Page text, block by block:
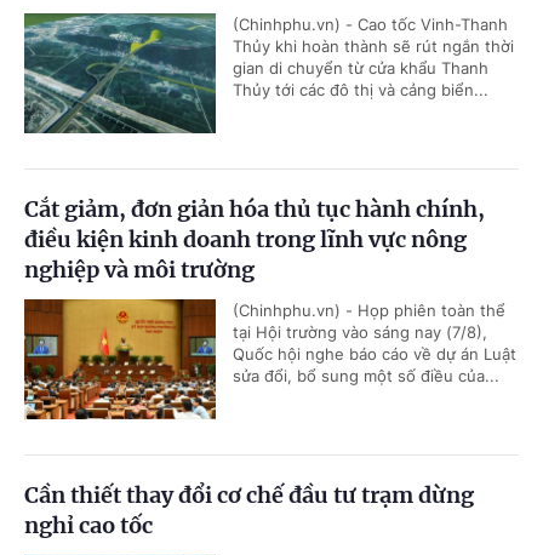
(Chinhphu.vn) - Cao tốc Vinh-Thanh
Thủy khi hoàn thành sẽ rút ngắn thời
gian di chuyển từ cửa khẩu Thanh
Thủy tới các đô thị và cảng biển...
Cắt giảm, đơn giản hóa thủ tục hành chính,
điều kiện kinh doanh trong lĩnh vực nông
nghiệp và môi trường
(Chinhphu.vn) - Họp phiên toàn thể
tại Hội trường vào sáng nay (7/8),
Quốc hội nghe báo cáo về dự án Luật
sửa đổi, bổ sung một số điều của...
Cần thiết thay đổi cơ chế đầu tư trạm dừng
nghỉ cao tốc